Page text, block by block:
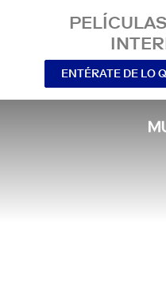
ENTÉRATE DE LO